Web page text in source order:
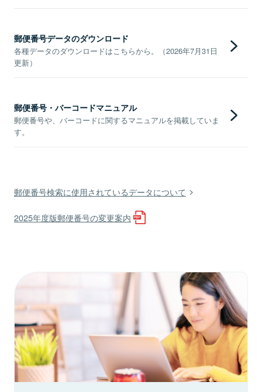
郵便番号データのダウンロード
各種データのダウンロードはこちらから。（2026年7月31日
更新）
郵便番号・バーコードマニュアル
郵便番号や、バーコードに関するマニュアルを掲載していま
す。
郵便番号検索に使用されているデータについて
2025年度版郵便番号の変更案内